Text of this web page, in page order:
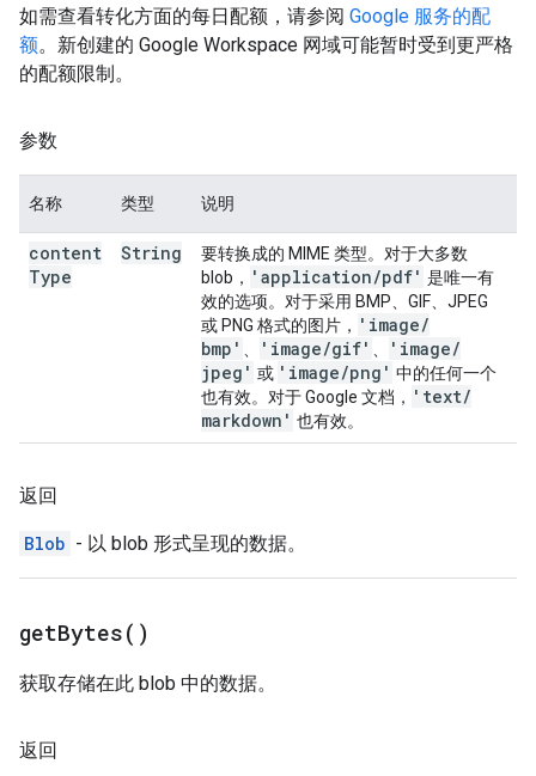
如需查看转化方面的每日配额，请参阅 Google 服务的配
额。新创建的 Google Workspace 网域可能暂时受到更严格
的配额限制。
参数
名称 类型 说明
content
Type
String
要转换成的 MIME 类型。对于大多数
blob， 'application/pdf' 是唯一有
效的选项。对于采用 BMP、GIF、JPEG
或 PNG 格式的图片， 'image/
bmp'
'image/gif' 'image/
jpeg' 或 'image/png' 中的任何一个
也有效。对于 Google 文档， 'text/
markdown' 也有效。
返回
Blob - 以 blob 形式呈现的数据。
getBytes( )
获取存储在此 blob 中的数据。
返回